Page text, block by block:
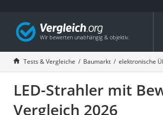
Tests & Vergleiche Baumarkt elektronische
LED-Strahler mit
Vergleich 2026